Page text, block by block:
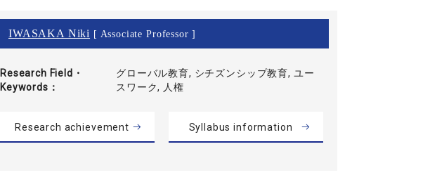
IWASAKA Niki [ Associate Professor ]
Research Field・
Keywords
グローバル教育, シチズンシップ教育, ユー
スワーク, 人権
Research achievement Syllabus information